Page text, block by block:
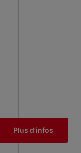
Plus d'infos